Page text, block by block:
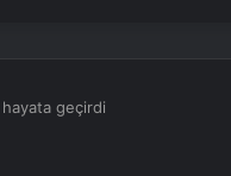
hayata geçirdi